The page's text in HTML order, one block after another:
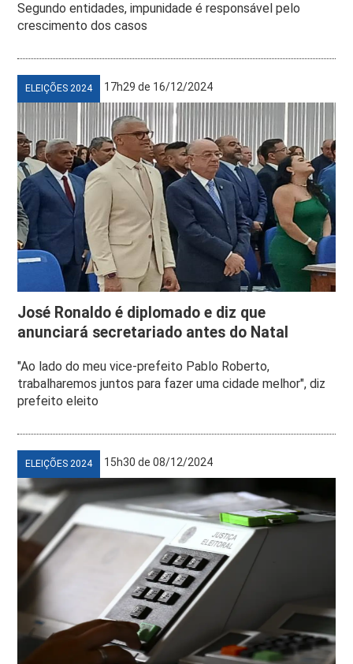
Segundo entidades, impunidade é responsável pelo
crescimento dos casos
ELEIÇÕES 2024 17h29 de 16/12/2024
José Ronaldo é diplomado e diz que
anunciará secretariado antes do Natal
"Ao lado do meu vice-prefeito Pablo Roberto,
trabalharemos juntos para fazer uma cidade melhor", diz
prefeito eleito
ELEIÇÕES 2024 15h30 de 08/12/2024